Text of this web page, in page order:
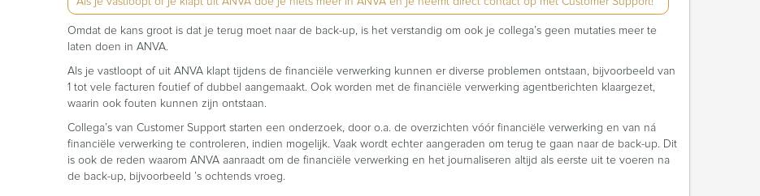
Omdat de kans groot is dat je terug moet naar de back-up, is het verstandig om ook je collega’s geen mutaties meer te
laten doen in ANVA.
Als je vastloopt of uit ANVA klapt tijdens de financiële verwerking kunnen er diverse problemen ontstaan, bijvoorbeeld van
1 tot vele facturen foutief of dubbel aangemaakt. Ook worden met de financiële verwerking agentberichten klaargezet,
waarin ook fouten kunnen zijn ontstaan.
Collega’s van Customer Support starten een onderzoek, door o.a. de overzichten vóór financiële verwerking en van ná
financiële verwerking te controleren, indien mogelijk. Vaak wordt echter aangeraden om terug te gaan naar de back-up. Dit
is ook de reden waarom ANVA aanraadt om de financiële verwerking en het journaliseren altijd als eerste uit te voeren na
de back-up, bijvoorbeeld ’s ochtends vroeg.